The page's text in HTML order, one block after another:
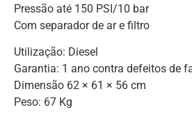
Pressão até 150 PSI/10 bar
Com separador de ar e filtro
Utilização: Diesel
Garantia: 1 ano contra defeitos de
Dimensão 62 × 61 × 56 cm
Peso: 67 Kg